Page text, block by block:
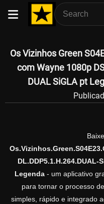
Os Vizinhos Green
com Wayne 1080p
DUAL SiGLA pt
DL.DDP5.1.H.264.DUAL-
Legenda - um aplicativo
para tornar o processo
simples, rápido e integrado